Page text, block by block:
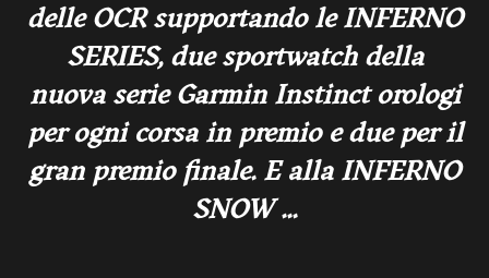
delle OCR supportando le INFERNO
SERIES, due sportwatch della
nuova serie Garmin Instinct orologi
per ogni corsa in premio e due per il
gran premio finale. E alla INFERNO
SNOW ...